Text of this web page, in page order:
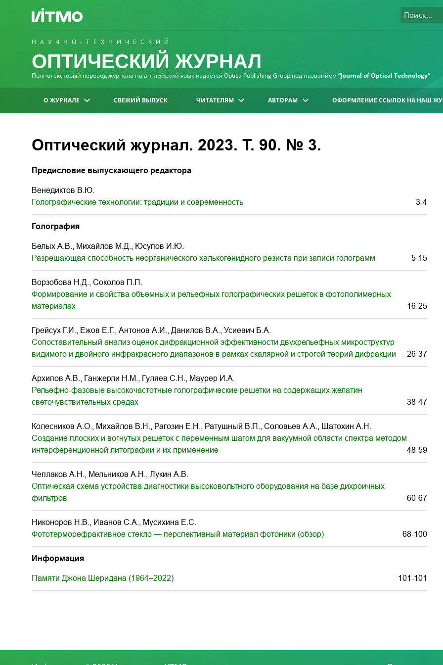
НАУЧНО-ТЕХНИЧЕСКИЙ
ОПТИЧЕСКИЙ ЖУРНАЛ
Полнотекстовый перевод журнала на английский язык издаётся Optica Publishing Group под названием “Journal of Optical Technology“
О ЖУРНАЛЕ СВЕЖИЙ ВЫПУСК ЧИТАТЕЛЯМ АВТОРАМ ОФОРМЛЕНИЕ ССЫЛОК НА НАШ
Оптический журнал. 2023. Т. 90. № 3.
Предисловие выпускающего редактора
Венедиктов В.Ю.
Голографические технологии: традиции и современность
3-4
Голография
Белых А.В., Михайлов М.Д., Юсупов И.Ю.
Разрешающая способность неорганического халькогенидного резиста при записи голограмм
5-15
Ворзобова Н.Д., Соколов П.П.
Формирование и свойства объемных и рельефных голографических решеток в фотополимерных
материалах
16-25
Грейсух Г.И., Ежов Е.Г., Антонов А.И., Данилов В.А., Усиевич Б.А.
Сопоставительный анализ оценок дифракционной эффективности двухрельефных микроструктур
видимого и двойного инфракрасного диапазонов в рамках скалярной и строгой теорий дифракции
26-37
Архипов А.В., Ганжерли Н.М., Гуляев С.Н., Маурер И.А.
Рельефно-фазовые высокочастотные голографические решетки на содержащих желатин
светочувствительных средах
38-47
Колесников А.О., Михайлов В.Н., Рагозин Е.Н., Ратушный В.П., Соловьев А.А., Шатохин А.Н.
Создание плоских и вогнутых решеток с переменным шагом для вакуумной области спектра методом
интерференционной литографии и их применение
48-59
Чеплаков А.Н., Мельников А.Н., Лукин А.В.
Оптическая схема устройства диагностики высоковольтного оборудования на базе дихроичных
фильтров
60-67
Никоноров Н.В., Иванов С.А., Мусихина Е.С.
Фототерморефрактивное стекло — перспективный материал фотоники (обзор)
68-100
Информация
Памяти Джона Шеридана (1964–2022) 101-101